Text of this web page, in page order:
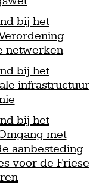
bij het
netwerken
bij het
infrastructuur
bij het
met
aanbesteding
voor de Friese